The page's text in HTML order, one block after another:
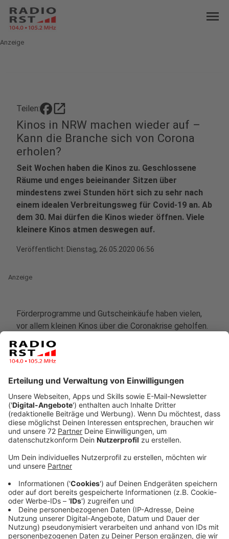
menu
Anzeige
Teilen: open_in_new
Kinos in NRW machen wieder auf –
Kann die Branche sich von Corona
erholen?
Seit Wochen haben die Kinos zu. Geschlossene
Räume und enges beieinander Sitzen über
mindestens zwei Stunden hört sich zu sehr nach
einem idealen Verbreitungsweg für Covid-19 an. Ab
dem 30. Mai dürfen die Kinos wieder öffnen. Viele
kleinere Kinos atmen deswegen auf.
Veröffentlicht: Dienstag, 26.05.2020 06:56
Anzeige
Förderprogramme und Gutscheinkäufe haben vielen,
vor allem kleinen Kinos über die Coronakrise geholfen.
Trotzdem sieht die Branche weiter mit Sorge auf die
Zukunft. Wegen der Abstandsregeln werden die Kinos
nur noch maximal ein Drittel bis ein Viertel der Sitze
belegen können. Dazu kommen fehlende Kinostarts.
Sieht man sich die Programme der Kinos an, die in
anderen Bundesländern schon geöffnet haben, findet
man vor allem Filme, die schon vor der Krise gestartet
sind. Pixars "Onward" zum Beispiel oder die Krimi-
Komödie "Knives Out". Der erste echte neue
Nolans (The Dark Knight, Dunkirk) "Tenet". Die erste
Fortsetzung von "Wonder Woman". Danach sieht es bis
zum Herbst erstmal mau aus.
Anzeige